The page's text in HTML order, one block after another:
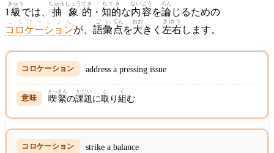
1 級
きゅう
では、 抽象
ちゅうしょう
的
てき
・ 知的
ちてき
な内容
ないよう
を論
ろん
じるための
コロケーション
ころけーしょん
が、 語彙
ごい
点
てん
を大
おお
きく 左右
さゆう
します。
address a pressing issue
喫緊
きっきん
の課題
かだい
に取
と
り組
く
む
strike a balance